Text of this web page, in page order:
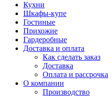
Кухни
Шкафы-купе
Гостиные
Прихожие
Гардеробные
Доставка и оплата
Как сделать заказ
Доставка
Оплата и рассрочка
О компании
Производство